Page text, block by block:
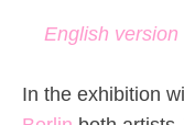
English version
In the exhibition